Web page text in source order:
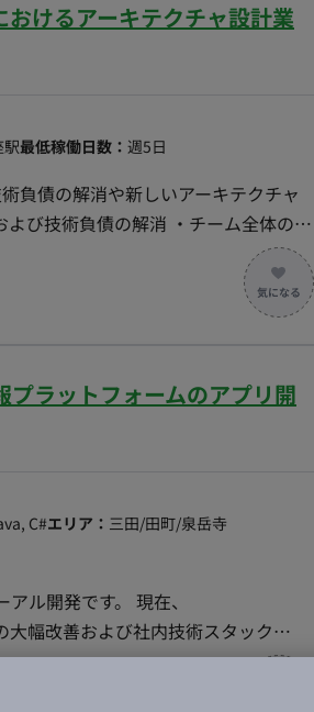
けるアーキテクチャ設計業
駅最低稼働日数： 週5日
負債の解消や新しいアーキテクチャ
ムワーク、アーキテクチャ、関連サー
の変更範囲：当社が定める業務全
ラットフォームのアプリ開
C#エリア： 三田/田町/泉岳寺
ル開発です。 現在、
幅改善および社内技術スタック
スを行います。 単なるコードの書き
だけるハイクラスなエンジニアを募